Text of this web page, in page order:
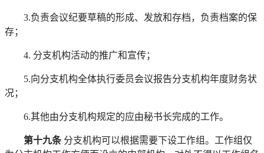
3.负责会议纪要草稿的形成、发放和存档，负责档案的保
存；
4. 分支机构活动的推广和宣传；
5.向分支机构全体执行委员会议报告分支机构年度财务状
况；
6.其他由分支机构规定的应由秘书长完成的工作。
第十九条分支机构可以根据需要下设工作组。工作组仅